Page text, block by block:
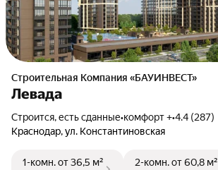
Строительная Компания «БАУИНВЕСТ»
Левада
Строится, есть сданные•комфорт +•4.4 (287)
Краснодар, ул. Константиновская
1-комн.от 36,5 м²
2-комн.от 60,8 м²